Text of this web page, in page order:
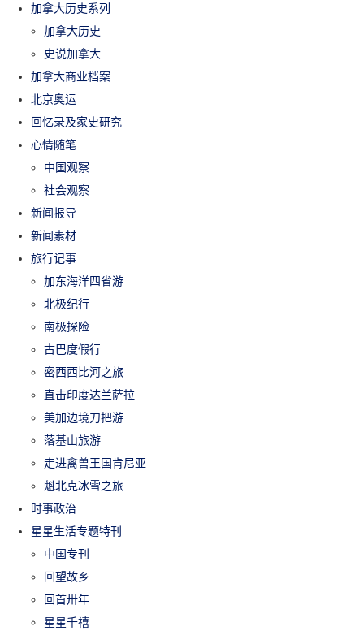
加拿大历史系列
加拿大历史
史说加拿大
加拿大商业档案
北京奥运
回忆录及家史研究
心情随笔
中国观察
社会观察
新闻报导
新闻素材
旅行记事
加东海洋四省游
北极纪行
南极探险
古巴度假行
密西西比河之旅
直击印度达兰萨拉
美加边境刀把游
落基山旅游
走进禽兽王国肯尼亚
魁北克冰雪之旅
时事政治
星星生活专题特刊
中国专刊
回望故乡
回首卅年
星星千禧